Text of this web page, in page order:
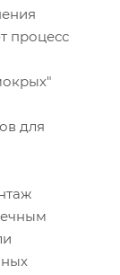
процесс
для